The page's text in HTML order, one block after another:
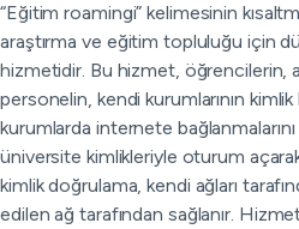
“Eğitim roamingi” kelimesinin
araştırma ve eğitim topluluğu için
hizmetidir. Bu hizmet, öğrencilerin,
personelin, kendi kurumlarının kimlik
kurumlarda internete bağlanmalarını
üniversite kimlikleriyle oturum
kimlik doğrulama, kendi ağları
edilen ağ tarafından sağlanır.